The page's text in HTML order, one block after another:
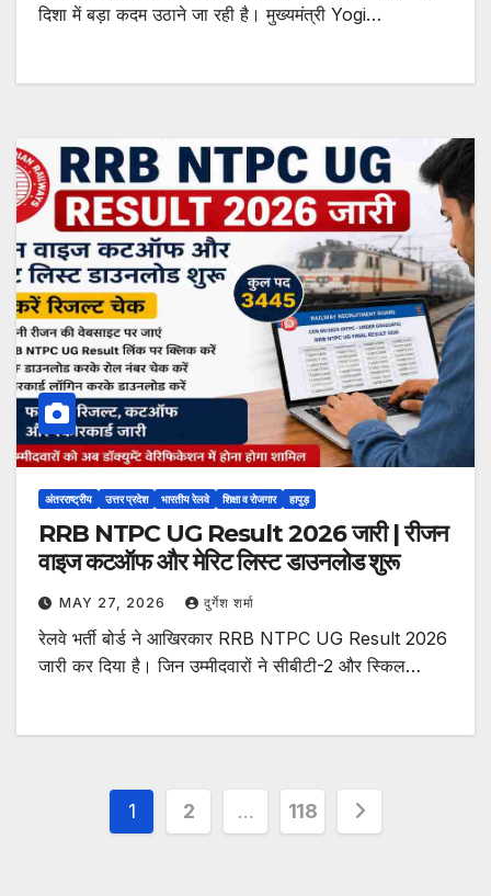
दिशा में बड़ा कदम उठाने जा रही है। मुख्यमंत्री Yogi…
अंतरराष्ट्रीय उत्तर प्रदेश भारतीय रेलवे शिक्षा व रोजगार हापुड़
RRB NTPC UG Result 2026 जारी | रीजन
वाइज कटऑफ और मेरिट लिस्ट डाउनलोड शुरू
MAY 27, 2026 दुर्गेश शर्मा
रेलवे भर्ती बोर्ड ने आखिरकार RRB NTPC UG Result 2026
जारी कर दिया है। जिन उम्मीदवारों ने सीबीटी-2 और स्किल…
Posts
1 2 … 118